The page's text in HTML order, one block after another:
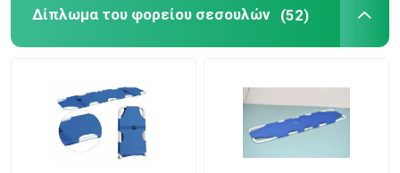
Δίπλωμα του φορείου σεσουλών (52)